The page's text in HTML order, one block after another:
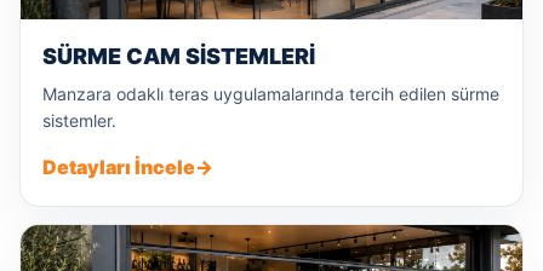
SÜRME CAM SISTEMLERI
Manzara odaklı teras uygulamalarında tercih edilen sürme
sistemler.
Detayları İncele→